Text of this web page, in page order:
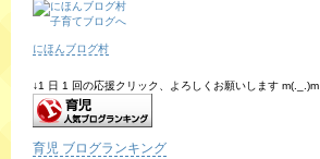
にほんブログ村
↓1 日 1 回の応援クリック、よろしくお願いします m(._.)m
育児 ブログランキング